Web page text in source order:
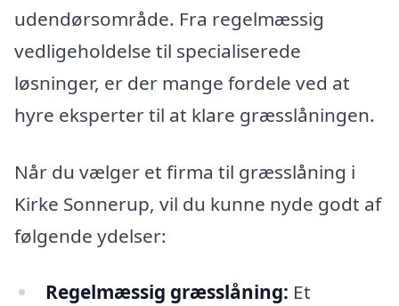
udendørsområde. Fra regelmæssig
vedligeholdelse til specialiserede
løsninger, er der mange fordele ved at
hyre eksperter til at klare græsslåningen.
Når du vælger et firma til græsslåning i
Kirke Sonnerup, vil du kunne nyde godt af
følgende ydelser:
Regelmæssig græsslåning: Et